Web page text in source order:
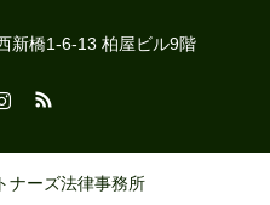
橋1-6-13 柏屋ビル9階
ナーズ法律事務所